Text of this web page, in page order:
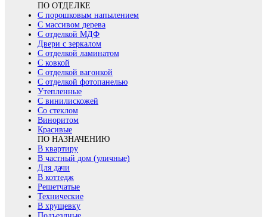
ПО ОТДЕЛКЕ
С порошковым напылением
С массивом дерева
С отделкой МДФ
Двери с зеркалом
С отделкой ламинатом
С ковкой
С отделкой вагонкой
С отделкой фотопанелью
Утепленные
С винилискожей
Со стеклом
Виноритом
Красивые
ПО НАЗНАЧЕНИЮ
В квартиру
В частный дом (уличные)
Для дачи
В коттедж
Решетчатые
Технические
В хрущевку
Подъездные